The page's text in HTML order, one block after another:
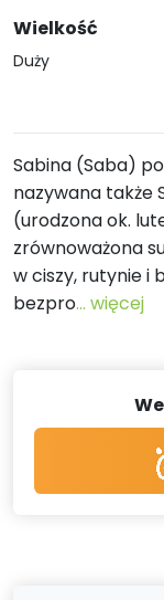
Wielkość
Duży
Sabina (Saba)
nazywana także
(urodzona ok.
zrównoważona
w ciszy, rutynie i
bezpro... więcej